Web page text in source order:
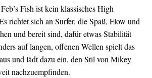
Fish ist kein klassisches High
richtet sich an Surfer, die Spaß, Flow und
und bereit sind, dafür etwas Stabilität
auf langen, offenen Wellen spielt das
und lädt dazu ein, den Stil von Mikey
nachzuempfinden.